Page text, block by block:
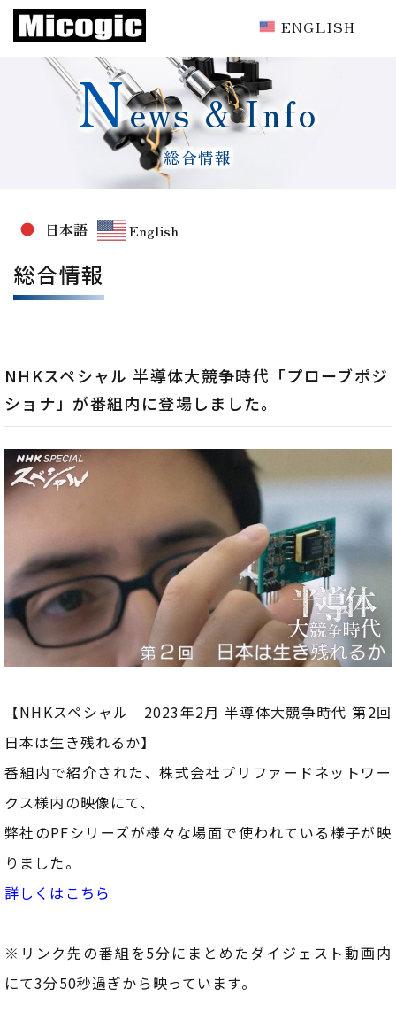
ENGLISH
News & Info
総合情報
日本語 English
総合情報
NHKスペシャル 半導体大競争時代「プローブポジ
ショナ」が番組内に登場しました。
【NHKスペシャル 2023年2月 半導体大競争時代 第2回
日本は生き残れるか】
番組内で紹介された、株式会社プリファードネットワー
クス様内の映像にて、
弊社のPFシリーズが様々な場面で使われている様子が映
りました。
詳しくはこちら
※リンク先の番組を5分にまとめたダイジェスト動画内
にて3分50秒過ぎから映っています。